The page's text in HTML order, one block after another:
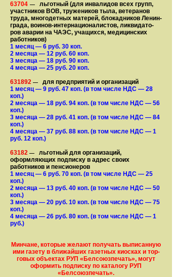
63704 —
льготный (для ин­ва­лидов всех групп,
участ­ников ВОВ, труже­ни­ков тыла, ветеранов
труда, мно­го­­детных матерей, бло­­кад­ни­ков Ле­нин­
града, воинов-интернаци­о­на­­ли­стов, лик­ви­да­то­
ров аварии на ЧАЭС, уча­щихся, медицинских
работников)
1 месяц— 6 руб. 30 коп.
2 месяца — 12 руб. 60 коп.
3 месяца — 18 руб. 90 коп.
4 месяца — 25 руб. 20 коп.
631892 —
для предприятий и организаций
1 месяц— 9 руб. 47 коп. (в том числе НДС — 28
коп.)
2 месяца — 18 руб. 94 коп. (в том числе НДС — 56
коп.)
3 месяца — 28 руб. 41 коп. (в том числе НДС — 84
коп.)
4 месяца — 37 руб. 88 коп. (в том числе НДС — 1
руб. 12 коп.)
63182 —
льготный для организаций,
оформляющих подписку в адрес своих
работников и пенсионеров
1 месяц— 6 руб. 70 коп. (в том числе НДС — 25
коп.)
2 месяца — 13 руб. 40 коп. (в том числе НДС — 50
коп.)
3 месяца — 20 руб. 10 коп. (в том числе НДС — 75
коп.)
4 месяца — 26 руб. 80 коп. (в том числе НДС — 1
руб.)
Минчане, которые желают получать вы­писанную
ими газету в бли­жай­ших газет­ных киосках и тор­
го­вых объе­ктах РУП «Белсоюзпечать», могут
оформить под­пис­ку по ка­та­ло­гу РУП
«Белсоюзпечать».